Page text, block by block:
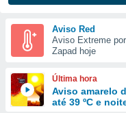
das
e
forma
digital
Aviso Red
Aviso Extreme
Zapad hoje
Última hora
Aviso amarelo
até 39 ºC e